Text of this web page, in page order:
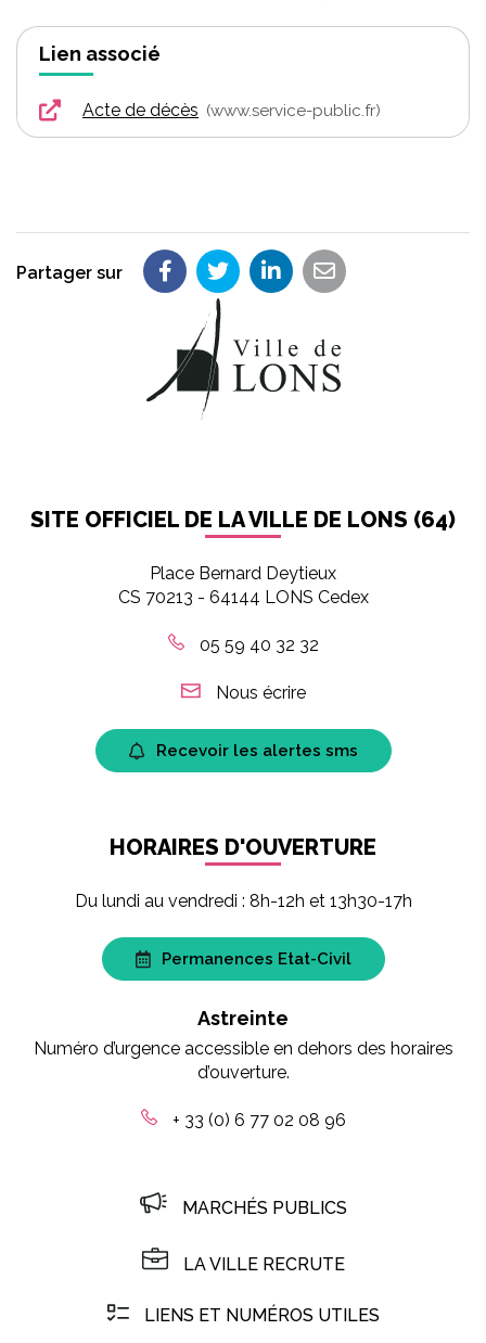
Lien associé
Acte de décès www.service-public.fr
Partager sur Partager sur Facebook
Partager sur Twitter
Partager sur LinkedIn
Partager par
SITE OFFICIEL DE LA VILLE DE LONS (64)
Place Bernard Deytieux
CS 70213 - 64144 LONS Cedex
05 59 40 32 32
Nous écrire
Recevoir les alertes sms
HORAIRES D'OUVERTURE
Du lundi au vendredi : 8h-12h et 13h30-17h
Permanences Etat-Civil
Astreinte
Numéro d’urgence accessible en dehors des horaires
d’ouverture.
+ 33 (0) 6 77 02 08 96
MARCHÉS PUBLICS
LA VILLE RECRUTE
LIENS ET NUMÉROS UTILES